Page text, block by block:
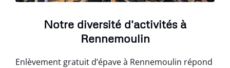
Notre diversité d'activités à
Rennemoulin
Enlèvement gratuit d’épave à Rennemoulin répond